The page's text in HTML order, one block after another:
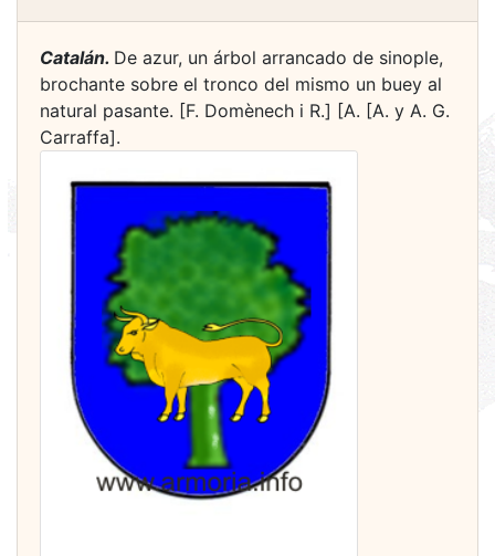
Catalán. De azur, un árbol arrancado de sinople,
brochante sobre el tronco del mismo un buey al
natural pasante. [F. Domènech i R.] [A. [A. y A. G.
Carraffa].